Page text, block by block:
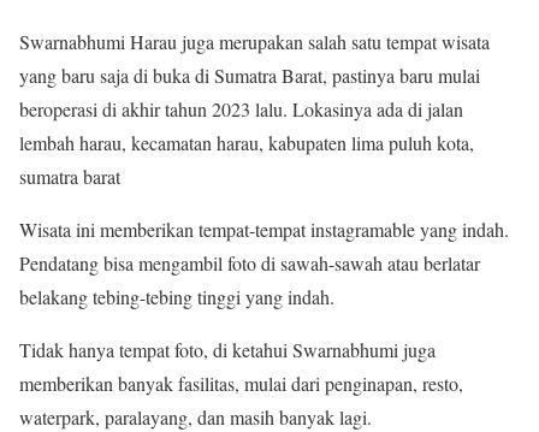
Swarnabhumi Harau juga merupakan salah satu tempat wisata
yang baru saja di buka di Sumatra Barat, pastinya baru mulai
beroperasi di akhir tahun 2023 lalu. Lokasinya ada di jalan
lembah harau, kecamatan harau, kabupaten lima puluh kota,
sumatra barat
Wisata ini memberikan tempat-tempat instagramable yang indah.
Pendatang bisa mengambil foto di sawah-sawah atau berlatar
belakang tebing-tebing tinggi yang indah.
Tidak hanya tempat foto, di ketahui Swarnabhumi juga
memberikan banyak fasilitas, mulai dari penginapan, resto,
waterpark, paralayang, dan masih banyak lagi.